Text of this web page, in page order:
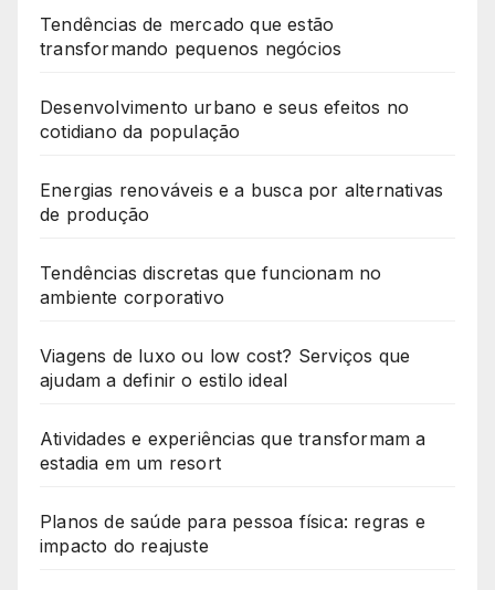
Tendências de mercado que estão
transformando pequenos negócios
Desenvolvimento urbano e seus efeitos no
cotidiano da população
Energias renováveis e a busca por alternativas
de produção
Tendências discretas que funcionam no
ambiente corporativo
Viagens de luxo ou low cost? Serviços que
ajudam a definir o estilo ideal
Atividades e experiências que transformam a
estadia em um resort
Planos de saúde para pessoa física: regras e
impacto do reajuste